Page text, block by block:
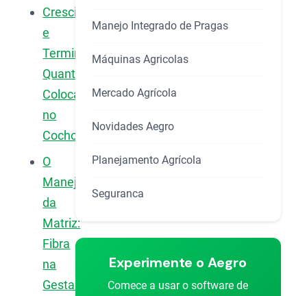
Crescimento
e
Terminação:
Quanto
Colocar
no
Cocho?
O
Manejo
da
Matriz:
Fibra
na
Gestação
Manejo Integrado de Pragas
Máquinas Agricolas
Mercado Agrícola
Novidades Aegro
Planejamento Agrícola
Seguranca
Experimente o Aegro
Comece a usar o software de